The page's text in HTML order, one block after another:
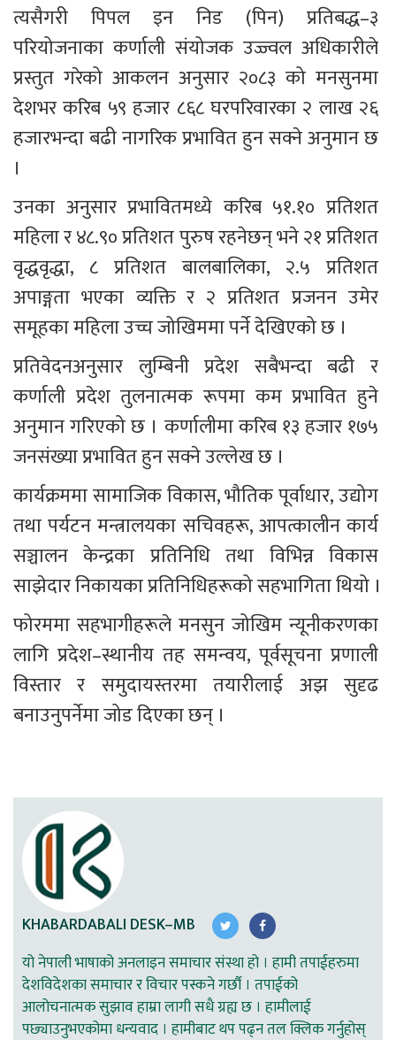
त्यसैगरी पिपल इन निड (पिन) प्रतिबद्ध–३
परियोजनाका कर्णाली संयोजक उज्ज्वल अधिकारीले
प्रस्तुत गरेको आकलन अनुसार २०८३ को मनसुनमा
देशभर करिब ५९ हजार ८६८ घरपरिवारका २ लाख २६
हजारभन्दा बढी नागरिक प्रभावित हुन सक्ने अनुमान छ
।
उनका अनुसार प्रभावितमध्ये करिब ५१.१० प्रतिशत
महिला र ४८.९० प्रतिशत पुरुष रहनेछन् भने २१ प्रतिशत
वृद्धवृद्धा, ८ प्रतिशत बालबालिका, २.५ प्रतिशत
अपाङ्गता भएका व्यक्ति र २ प्रतिशत प्रजनन उमेर
समूहका महिला उच्च जोखिममा पर्ने देखिएको छ ।
प्रतिवेदनअनुसार लुम्बिनी प्रदेश सबैभन्दा बढी र
कर्णाली प्रदेश तुलनात्मक रूपमा कम प्रभावित हुने
अनुमान गरिएको छ । कर्णालीमा करिब १३ हजार १७५
जनसंख्या प्रभावित हुन सक्ने उल्लेख छ ।
कार्यक्रममा सामाजिक विकास, भौतिक पूर्वाधार, उद्योग
तथा पर्यटन मन्त्रालयका सचिवहरू, आपत्कालीन कार्य
सञ्चालन केन्द्रका प्रतिनिधि तथा विभिन्न विकास
साझेदार निकायका प्रतिनिधिहरूको सहभागिता थियो ।
फोरममा सहभागीहरूले मनसुन जोखिम न्यूनीकरणका
लागि प्रदेश–स्थानीय तह समन्वय, पूर्वसूचना प्रणाली
विस्तार र समुदायस्तरमा तयारीलाई अझ सुदृढ
बनाउनुपर्नेमा जोड दिएका छन् ।
KHABARDABALI DESK–MB
यो नेपाली भाषाको अनलाइन समाचार संस्था हो । हामी तपाईहरुमा
देशविदेशका समाचार र विचार पस्कने गर्छौ । तपाईको
आलोचनात्मक सुझाव हाम्रा लागी सधै ग्रह्य छ । हामीलाई
पछ्याउनुभएकोमा धन्यवाद । हामीबाट थप पढ्न तल क्लिक गर्नुहोस्